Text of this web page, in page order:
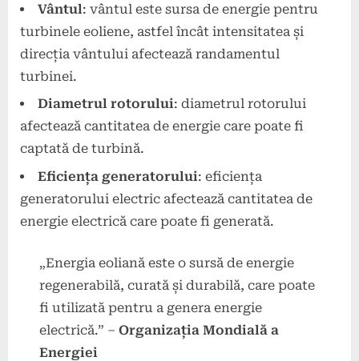
Vântul: vântul este sursa de energie pentru
turbinele eoliene, astfel încât intensitatea și
direcția vântului afectează randamentul
turbinei.
Diametrul rotorului: diametrul rotorului
afectează cantitatea de energie care poate fi
captată de turbină.
Eficiența generatorului: eficiența
generatorului electric afectează cantitatea de
energie electrică care poate fi generată.
„Energia eoliană este o sursă de energie
regenerabilă, curată și durabilă, care poate
fi utilizată pentru a genera energie
electrică.” – Organizația Mondială a
Energiei